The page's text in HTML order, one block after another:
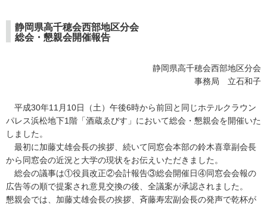
静岡県高千穂会西部地区分会
総会・懇親会開催報告
静岡県高千穂会西部地区分会
事務局 立石和子
平成30年11月10日（土）午後6時から前回と同じホテルクラウン
パレス浜松地下1階「酒蔵ゑびす」において総会・懇親会を開催いた
しました。
最初に加藤丈雄会長の挨拶、続いて同窓会本部の鈴木喜章副会長
から同窓会の近況と大学の現状をお伝えいただきました。
総会の議事は①役員改正②会計報告③総会開催日④同窓会会報の
広告等の順で提案され意見交換の後、全議案が承認されました。
懇親会では、加藤丈雄会長の挨拶、斉藤寿宏副会長の発声で乾杯が